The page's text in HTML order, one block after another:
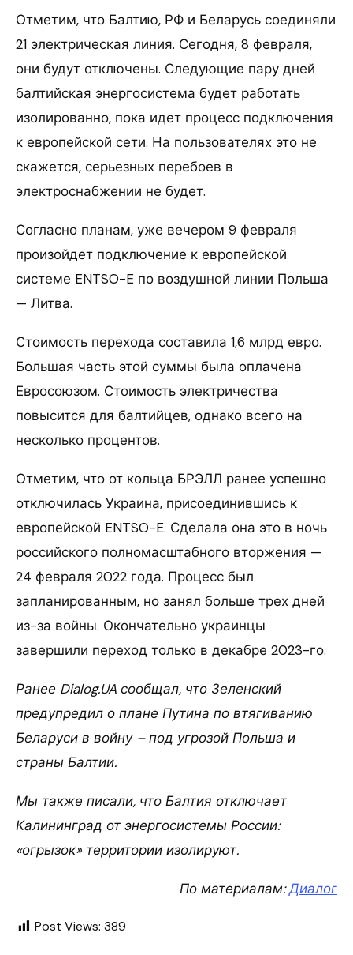
Отметим, что Балтию, РФ и Беларусь соединяли
21 электрическая линия. Сегодня, 8 февраля,
они будут отключены. Следующие пару дней
балтийская энергосистема будет работать
изолированно, пока идет процесс подключения
к европейской сети. На пользователях это не
скажется, серьезных перебоев в
электроснабжении не будет.
Согласно планам, уже вечером 9 февраля
произойдет подключение к европейской
системе ENTSO-E по воздушной линии Польша
— Литва.
Стоимость перехода составила 1,6 млрд евро.
Большая часть этой суммы была оплачена
Евросоюзом. Стоимость электричества
повысится для балтийцев, однако всего на
несколько процентов.
Отметим, что от кольца БРЭЛЛ ранее успешно
отключилась Украина, присоединившись к
европейской ENTSO-E. Сделала она это в ночь
российского полномасштабного вторжения —
24 февраля 2022 года. Процесс был
запланированным, но занял больше трех дней
из-за войны. Окончательно украинцы
завершили переход только в декабре 2023-го.
Ранее Dialog.UA сообщал, что Зеленский
предупредил о плане Путина по втягиванию
Беларуси в войну – под угрозой Польша и
страны Балтии.
Мы также писали, что Балтия отключает
Калининград от энергосистемы России:
«огрызок» территории изолируют.
По материалам:Диалог
Post Views: 389